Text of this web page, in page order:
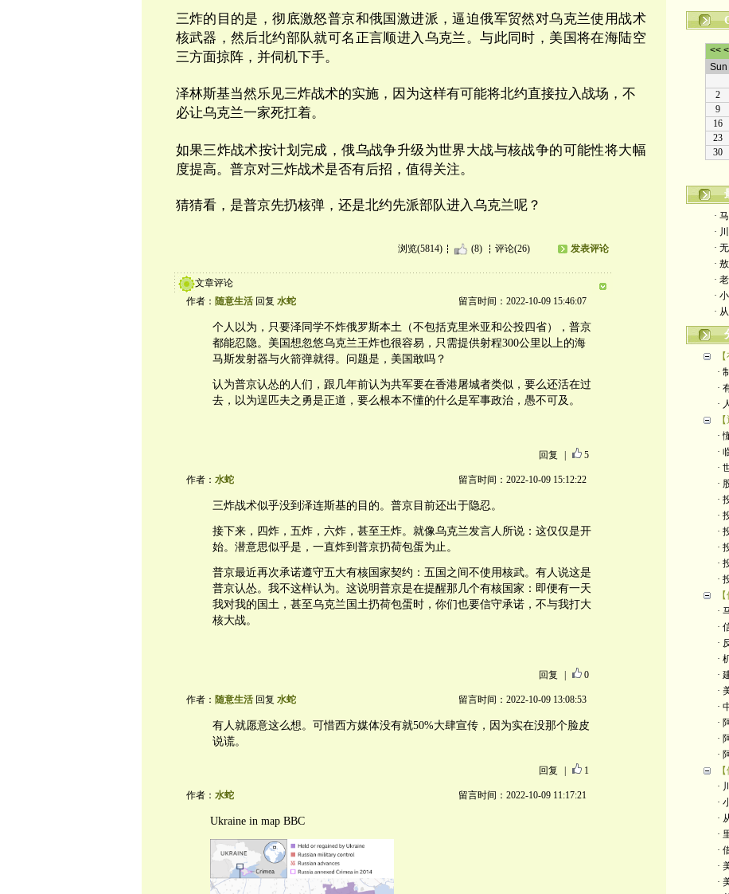
三炸的目的是，彻底激怒普京和俄国激进派，逼迫俄军贸然对乌克兰使用战术
核武器，然后北约部队就可名正言顺进入乌克兰。与此同时，美国将在海陆空
三方面掠阵，并伺机下手。
泽林斯基当然乐见三炸战术的实施，因为这样有可能将北约直接拉入战场，不
必让乌克兰一家死扛着。
如果三炸战术按计划完成，俄乌战争升级为世界大战与核战争的可能性将大幅
度提高。普京对三炸战术是否有后招，值得关注。
猜猜看，是普京先扔核弹，还是北约先派部队进入乌克兰呢？
浏览(5814) (8) 评论(26) 发表评论
文章评论
作者： 随意生活回复 水蛇 留言时间：2022-10-09 15:46:07
个人以为，只要泽同学不炸俄罗斯本土（不包括克里米亚和公投四省），普京
都能忍隐。美国想忽悠乌克兰王炸也很容易，只需提供射程300公里以上的海
马斯发射器与火箭弹就得。问题是，美国敢吗？
认为普京认怂的人们，跟几年前认为共军要在香港屠城者类似，要么还活在过
去，以为逞匹夫之勇是正道，要么根本不懂的什么是军事政治，愚不可及。
回复 5
作者： 水蛇 留言时间：2022-10-09 15:12:22
三炸战术似乎没到泽连斯基的目的。普京目前还出于隐忍。
接下来，四炸，五炸，六炸，甚至王炸。就像乌克兰发言人所说：这仅仅是开
始。潜意思似乎是，一直炸到普京扔荷包蛋为止。
普京最近再次承诺遵守五大有核国家契约：五国之间不使用核武。有人说这是
普京认怂。我不这样认为。这说明普京是在提醒那几个有核国家：即便有一天
我对我的国土，甚至乌克兰国土扔荷包蛋时，你们也要信守承诺，不与我打大
核大战。
回复 0
作者： 随意生活回复 水蛇 留言时间：2022-10-09 13:08:53
有人就愿意这么想。可惜西方媒体没有就50%大肆宣传，因为实在没那个脸皮
说谎。
回复 1
作者： 水蛇 留言时间：2022-10-09 11:17:21
Ukraine in map BBC
·
·
·
·
·
·
·
·
·
·
·
·
·
·
·
·
·
·
·
·
·
·
·
·
·
·
·
·
·
·
·
·
·
·
·
·
·